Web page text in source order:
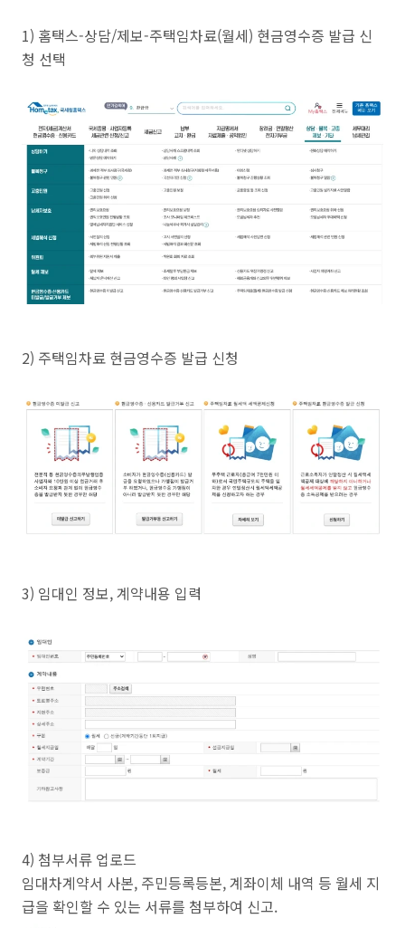
1) 홈택스-상담/제보-주택임차료(월세) 현금영수증 발급 신
청 선택
2) 주택임차료 현금영수증 발급 신청
3) 임대인 정보, 계약내용 입력
4) 첨부서류 업로드
임대차계약서 사본, 주민등록등본, 계좌이체 내역 등 월세 지
급을 확인할 수 있는 서류를 첨부하여 신고.